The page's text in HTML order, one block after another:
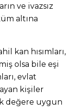
ve ivazsız
altına
kan hısımları,
olsa bile eşi
evlat
kişiler
değere uygun